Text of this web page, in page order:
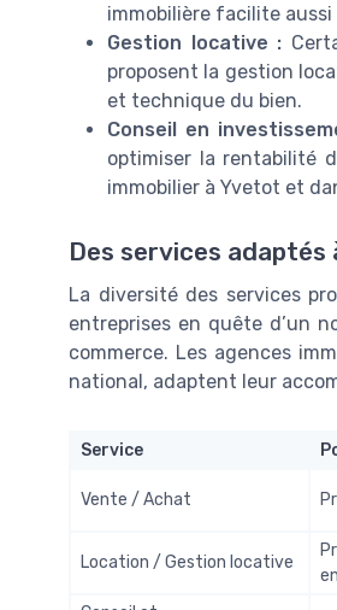
immobilière facilite
Gestion locative :
proposent la gestion
et technique du bien.
Conseil en
optimiser la rentabilité
immobilier à Yvetot et
Des services
La diversité des services
entreprises en quête d’un
commerce. Les agences
national, adaptent leur
Service
Vente / Achat
Location / Gestion locative